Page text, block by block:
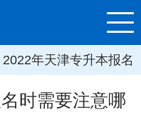
2022年天津专升本报名
时需要注意哪